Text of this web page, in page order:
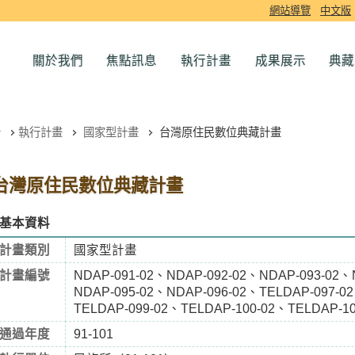
網站導覽 中文版
關於我們 焦點訊息 執行計畫 成果展示 典
執行計畫 國家型計畫 台灣原住民數位典藏計畫
灣原住民數位典藏計畫
基本資料
計畫類別
國家型計畫
計畫編號
NDAP-091-02、NDAP-092-02、NDAP-093-02
NDAP-095-02、NDAP-096-02、TELDAP-097-
TELDAP-099-02、TELDAP-100-02、TELDAP-
通過年度
91-101